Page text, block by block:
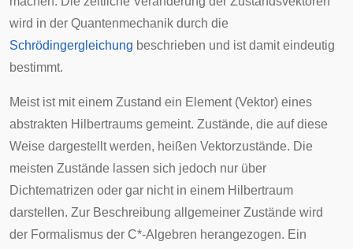
wird in der Quantenmechanik durch die
Schrödingergleichung beschrieben und ist damit eindeutig
bestimmt.
Meist ist mit einem Zustand ein Element (Vektor) eines
abstrakten Hilbertraums gemeint. Zustände, die auf diese
Weise dargestellt werden, heißen Vektorzustände. Die
meisten Zustände lassen sich jedoch nur über
Dichtematrizen oder gar nicht in einem Hilbertraum
darstellen. Zur Beschreibung allgemeiner Zustände wird
der Formalismus der C*-Algebren herangezogen. Ein